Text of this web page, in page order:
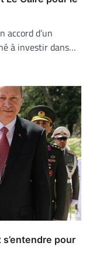
accord d’un
à investir dans…
s’entendre pour